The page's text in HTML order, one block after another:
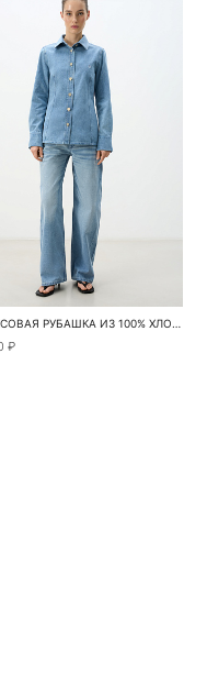
ДЖИНСОВАЯ РУБАШКА ИЗ 100% ХЛОПКА
₽